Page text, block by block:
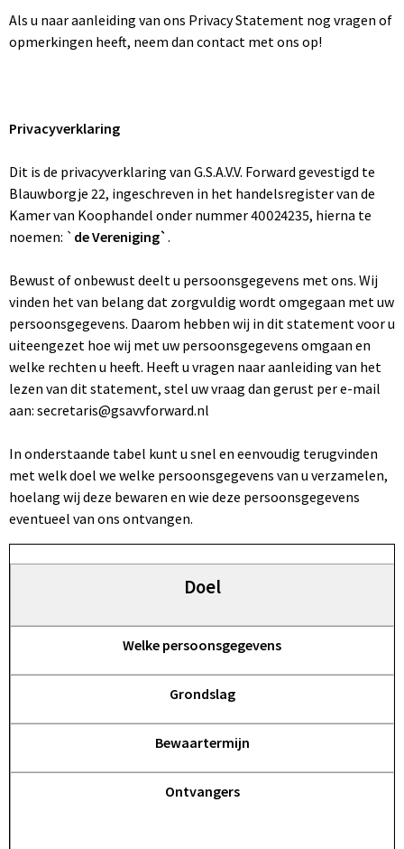
Als u naar aanleiding van ons Privacy Statement nog vragen of
opmerkingen heeft, neem dan contact met ons op!
Privacyverklaring
Dit is de privacyverklaring van G.S.A.V.V. Forward gevestigd te
Blauwborgje 22, ingeschreven in het handelsregister van de
Kamer van Koophandel onder nummer 40024235, hierna te
noemen: ` de Vereniging` .
Bewust of onbewust deelt u persoonsgegevens met ons. Wij
vinden het van belang dat zorgvuldig wordt omgegaan met uw
persoonsgegevens. Daarom hebben wij in dit statement voor u
uiteengezet hoe wij met uw persoonsgegevens omgaan en
welke rechten u heeft. Heeft u vragen naar aanleiding van het
lezen van dit statement, stel uw vraag dan gerust per e-mail
aan: secretaris@gsavvforward.nl
In onderstaande tabel kunt u snel en eenvoudig terugvinden
met welk doel we welke persoonsgegevens van u verzamelen,
hoelang wij deze bewaren en wie deze persoonsgegevens
eventueel van ons ontvangen.
Doel
Welke persoonsgegevens
Grondslag
Bewaartermijn
Ontvangers